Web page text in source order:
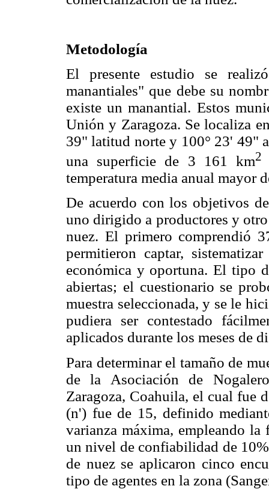
Metodología
El presente estudio se
manantiales" que debe su
existe un manantial. Estos
Unión y Zaragoza. Se localiza
39" latitud norte y 100° 23' 49"
una superficie de 3 161 km2
temperatura media anual mayor
De acuerdo con los objetivos
uno dirigido a productores y
nuez. El primero comprendió
permitieron captar,
económica y oportuna. El tipo
abiertas; el cuestionario se
muestra seleccionada, y se le
pudiera ser contestado
aplicados durante los meses de
Para determinar el tamaño de
de la Asociación de
Zaragoza, Coahuila, el cual fue
(n') fue de 15, definido
varianza máxima, empleando
un nivel de confiabilidad de
de nuez se aplicaron cinco
tipo de agentes en la zona